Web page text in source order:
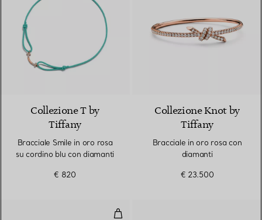
Collezione T by
Tiffany
Bracciale Smile in oro rosa
su cordino blu con diamanti
€ 820
Collezione Knot by
Tiffany
Bracciale in oro rosa con
diamanti
€ 23.500
Bracciale T1 con pavé di